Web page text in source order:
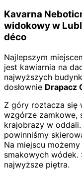
Kavarna
widokowy w
déco
Najlepszym
jest kawiarnia na
najwyższych
dosłownie Drapacz
Z góry roztacza się
wzgórze zamkowe,
krajobrazy w
powinniśmy
Na miejscu
smakowych
najwyższe piętra.